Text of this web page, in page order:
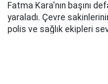
Fatma Kara'nın başını
yaraladı. Çevre
polis ve sağlık ekipleri